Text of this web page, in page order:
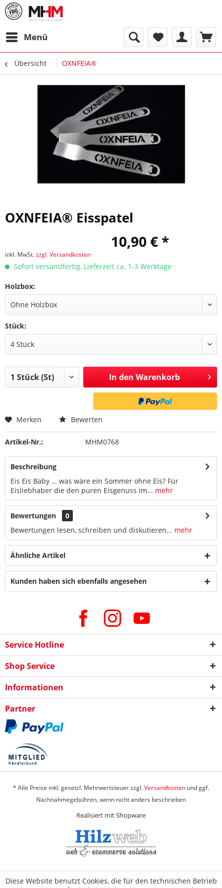
Menü
Übersicht OXNFEIA®
OXNFEIA® Eisspatel
10,90 € *
inkl. MwSt.zzgl. Versandkosten
Sofort versandfertig, Lieferzeit ca. 1-3 Werktage
Holzbox:
Stück:
In den Warenkorb
Merken Bewerten
Artikel-Nr.: MHM0768
Beschreibung
Eis Eis Baby … was wäre ein Sommer ohne Eis? Für
Eisliebhaber die den puren Eisgenuss im... mehr
Bewertungen
0
Bewertungen lesen, schreiben und diskutieren... mehr
Ähnliche Artikel
Kunden haben sich ebenfalls angesehen
Service Hotline
Shop Service
Informationen
Partner
* Alle Preise inkl. gesetzl. Mehrwertsteuer zzgl.Versandkosten und ggf.
Nachnahmegebühren, wenn nicht anders beschrieben
Realisiert mit Shopware
Diese Website benutzt Cookies, die für den technischen Betrieb